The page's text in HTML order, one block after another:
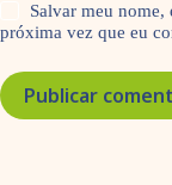
Salvar meu nome,
próxima vez que eu
Publicar